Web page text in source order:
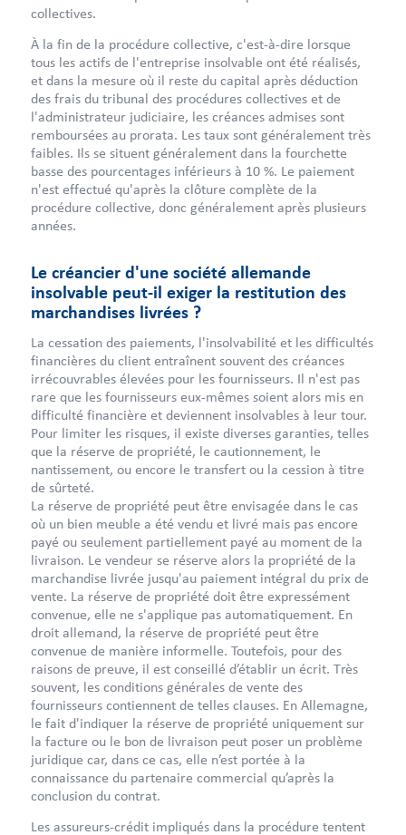
collectives.
À la fin de la procédure collective, c'est-à-dire lorsque
tous les actifs de l'entreprise insolvable ont été réalisés,
et dans la mesure où il reste du capital après déduction
des frais du tribunal des procédures collectives et de
l'administrateur judiciaire, les créances admises sont
remboursées au prorata. Les taux sont généralement très
faibles. Ils se situent généralement dans la fourchette
basse des pourcentages inférieurs à 10 %. Le paiement
n'est effectué qu'après la clôture complète de la
procédure collective, donc généralement après plusieurs
années.
Le créancier d'une société allemande
insolvable peut-il exiger la restitution des
marchandises livrées ?
La cessation des paiements, l'insolvabilité et les difficultés
financières du client entraînent souvent des créances
irrécouvrables élevées pour les fournisseurs. Il n'est pas
rare que les fournisseurs eux-mêmes soient alors mis en
difficulté financière et deviennent insolvables à leur tour.
Pour limiter les risques, il existe diverses garanties, telles
que la réserve de propriété, le cautionnement, le
nantissement, ou encore le transfert ou la cession à titre
de sûrteté.
La réserve de propriété peut être envisagée dans le cas
où un bien meuble a été vendu et livré mais pas encore
payé ou seulement partiellement payé au moment de la
livraison. Le vendeur se réserve alors la propriété de la
marchandise livrée jusqu'au paiement intégral du prix de
vente. La réserve de propriété doit être expressément
convenue, elle ne s'applique pas automatiquement. En
droit allemand, la réserve de propriété peut être
convenue de manière informelle. Toutefois, pour des
raisons de preuve, il est conseillé d’établir un écrit. Très
souvent, les conditions générales de vente des
fournisseurs contiennent de telles clauses. En Allemagne,
le fait d'indiquer la réserve de propriété uniquement sur
la facture ou le bon de livraison peut poser un problème
juridique car, dans ce cas, elle n’est portée à la
connaissance du partenaire commercial qu’après la
conclusion du contrat.
Les assureurs-crédit impliqués dans la procédure tentent